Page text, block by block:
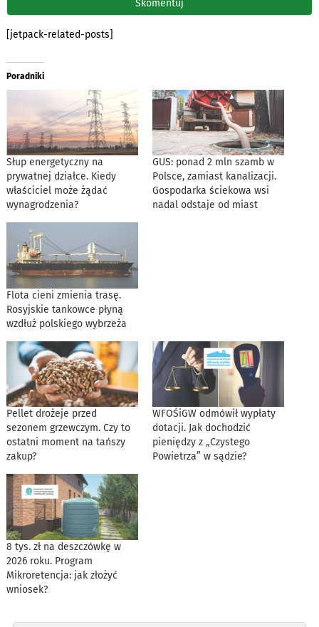
[jetpack-related-posts]
Poradniki
Słup energetyczny na
prywatnej działce. Kiedy
właściciel może żądać
wynagrodzenia?
GUS: ponad 2 mln szamb w
Polsce, zamiast kanalizacji.
Gospodarka ściekowa wsi
nadal odstaje od miast
Flota cieni zmienia trasę.
Rosyjskie tankowce płyną
wzdłuż polskiego wybrzeża
Pellet drożeje przed
sezonem grzewczym. Czy to
ostatni moment na tańszy
zakup?
WFOŚiGW odmówił wypłaty
dotacji. Jak dochodzić
pieniędzy z „Czystego
Powietrza” w sądzie?
8 tys. zł na deszczówkę w
2026 roku. Program
Mikroretencja: jak złożyć
wniosek?